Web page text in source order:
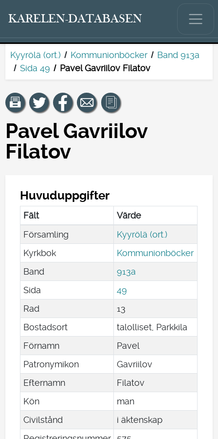
KARELEN-DATABASEN
Kyyrölä (ort.) Kommunionböcker
Band 913a
Sida 49
Pavel Gavriilov Filatov
Pavel Gavriilov
Filatov
Huvuduppgifter
Fält
Värde
Församling
Kyyrölä (ort.)
Kyrkbok
Kommunionböcker
Band
913a
Sida
49
Rad
13
Bostadsort
talolliset, Parkkila
Förnamn
Pavel
Patronymikon
Gavriilov
Efternamn
Filatov
Kön
man
Civilstånd
i äktenskap